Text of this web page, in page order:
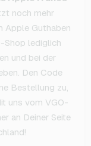
noch mehr
Apple Guthaben
Shop lediglich
und bei der
Den Code
Bestellung zu,
uns vom VGO-
an Deiner Seite